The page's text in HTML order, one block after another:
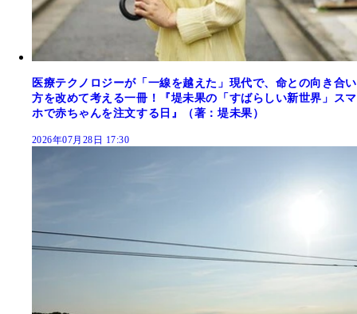
医療テクノロジーが「一線を越えた」現代で、命との向き合い
方を改めて考える一冊！『堤未果の「すばらしい新世界」スマ
ホで赤ちゃんを注文する日』（著：堤未果）
2026年07月28日 17:30